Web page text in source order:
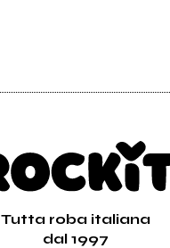
Tutta roba italiana
dal 1997